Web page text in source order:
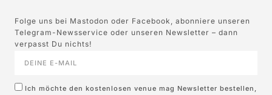
Folge uns bei Mastodon oder Facebook, abonniere unseren
Telegram-Newsservice oder unseren Newsletter – dann
verpasst Du nichts!
Ich möchte den kostenlosen venue mag Newsletter bestellen,